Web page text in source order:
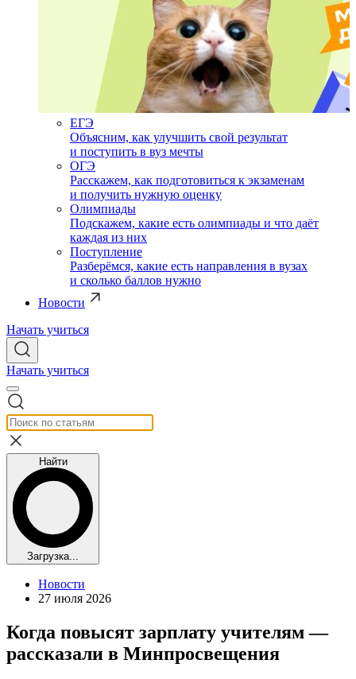
ЕГЭ
Объясним, как улучшить свой результат
и поступить в вуз мечты
ОГЭ
Расскажем, как подготовиться к экзаменам
и получить нужную оценку
Олимпиады
Подскажем, какие есть олимпиады и что даёт
каждая из них
Поступление
Разберёмся, какие есть направления в вузах
и сколько баллов нужно
Новости
Начать учиться
Начать учиться
Найти
Загрузка...
Новости
27 июля 2026
Когда повысят зарплату учителям —
рассказали в Минпросвещения